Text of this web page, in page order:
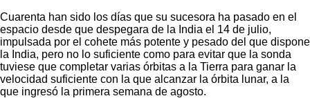
Cuarenta han sido los días que su sucesora ha pasado en el
espacio desde que despegara de la India el 14 de julio,
impulsada por el cohete más potente y pesado del que dispone
la India, pero no lo suficiente como para evitar que la sonda
tuviese que completar varias órbitas a la Tierra para ganar la
velocidad suficiente con la que alcanzar la órbita lunar, a la
que ingresó la primera semana de agosto.